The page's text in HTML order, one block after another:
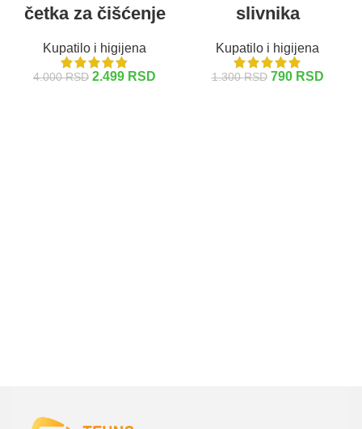
četka za čišćenje
Kupatilo i higijena
4.000RSD 2.499 RSD
slivnika
Kupatilo i higijena
1.300RSD 790 RSD